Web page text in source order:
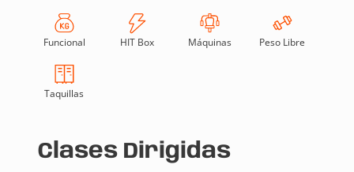
Funcional HIT Box Máquinas Peso Libre
Taquillas
Clases Dirigidas